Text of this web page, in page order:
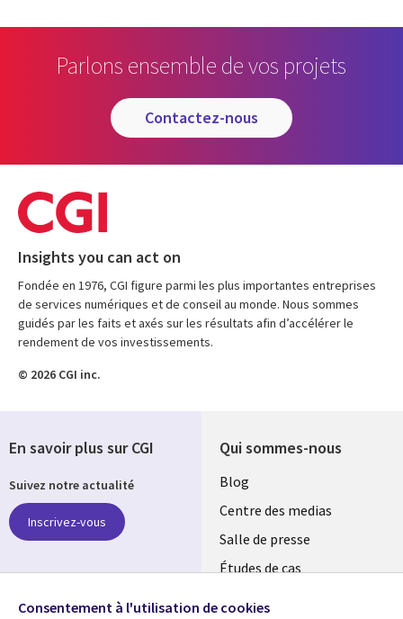
Parlons ensemble de vos projets
contactez-nous
Insights you can act on
Fondée en 1976, CGI figure parmi les plus importantes entreprises
de services numériques et de conseil au monde. Nous sommes
guidés par les faits et axés sur les résultats afin d’accélérer le
rendement de vos investissements.
© 2026 CGI inc.
Qui sommes-nous
Useful
links
MAROC
Blog
Centre des medias
Salle de presse
Études de cas
En savoir plus sur CGI
Suivez notre actualité
Inscrivez-vous
réseaux
Consentement à l'utilisation de cookies